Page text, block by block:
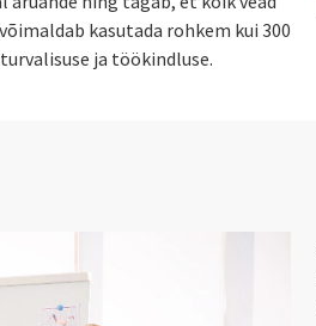
kasutada rohkem kui 300
ja töökindluse.